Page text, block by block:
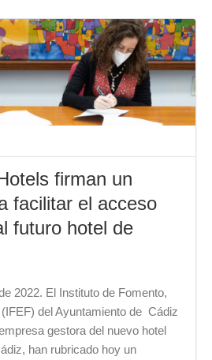
firman un
facilitar el acceso
futuro hotel de
2022. El Instituto de Fomento,
del Ayuntamiento de Cádiz
gestora del nuevo hotel
han rubricado hoy un